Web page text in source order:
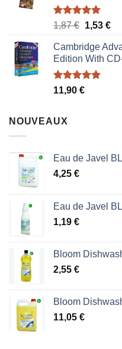
Note5.00
1,87€ Le
initial
était :
1,87 €.
1,53 €Le
Cambridge
Edition With
Note5.00
11,90 €
NOUVEAUX
Eau de Javel
4,25 €
Eau de Javel
1,19 €
Bloom
2,55 €
Bloom
11,05 €